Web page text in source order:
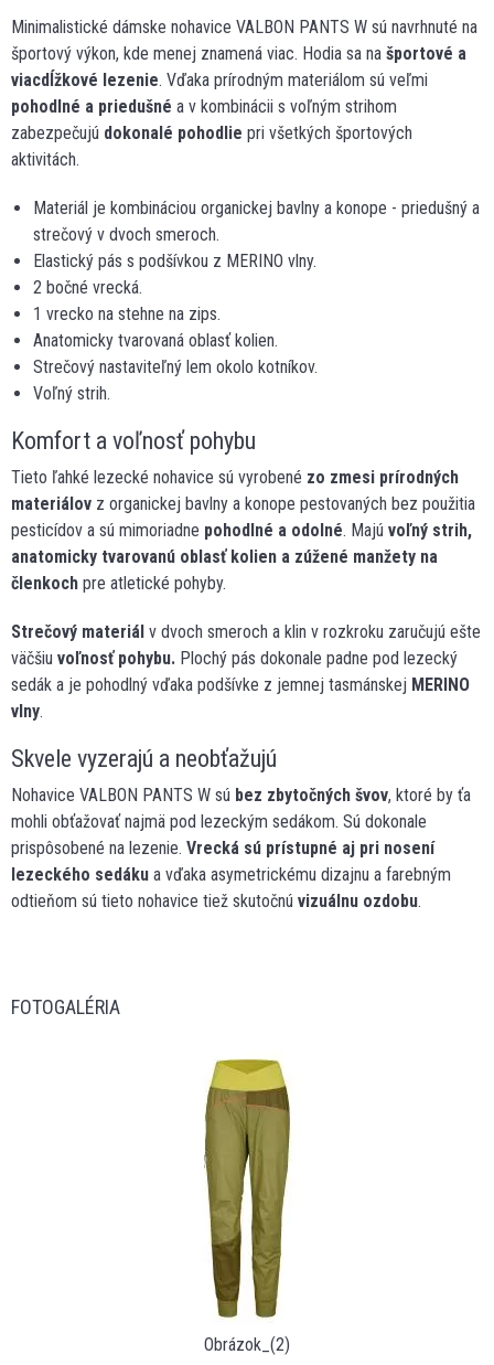
Minimalistické dámske nohavice VALBON PANTS W sú navrhnuté na
športový výkon, kde menej znamená viac. Hodia sa na športové a
viacdĺžkové lezenie. Vďaka prírodným materiálom sú veľmi
pohodlné a priedušné a v kombinácii s voľným strihom
zabezpečujú dokonalé pohodlie pri všetkých športových
aktivitách.
Materiál je kombináciou organickej bavlny a konope - priedušný a
strečový v dvoch smeroch.
Elastický pás s podšívkou z MERINO vlny.
2 bočné vrecká.
1 vrecko na stehne na zips.
Anatomicky tvarovaná oblasť kolien.
Strečový nastaviteľný lem okolo kotníkov.
Voľný strih.
Komfort a voľnosť pohybu
Tieto ľahké lezecké nohavice sú vyrobené zo zmesi prírodných
materiálov z organickej bavlny a konope pestovaných bez použitia
pesticídov a sú mimoriadne pohodlné a odolné. Majú voľný strih,
anatomicky tvarovanú oblasť kolien a zúžené manžety na
členkoch pre atletické pohyby.
Strečový materiál v dvoch smeroch a klin v rozkroku zaručujú ešte
väčšiu voľnosť pohybu. Plochý pás dokonale padne pod lezecký
sedák a je pohodlný vďaka podšívke z jemnej tasmánskej MERINO
vlny.
Skvele vyzerajú a neobťažujú
Nohavice VALBON PANTS W sú bez zbytočných švov, ktoré by ťa
mohli obťažovať najmä pod lezeckým sedákom. Sú dokonale
prispôsobené na lezenie. Vrecká sú prístupné aj pri nosení
lezeckého sedáku a vďaka asymetrickému dizajnu a farebným
odtieňom sú tieto nohavice tiež skutočnú vizuálnu ozdobu.
FOTOGALÉRIA
Obrázok_(2)